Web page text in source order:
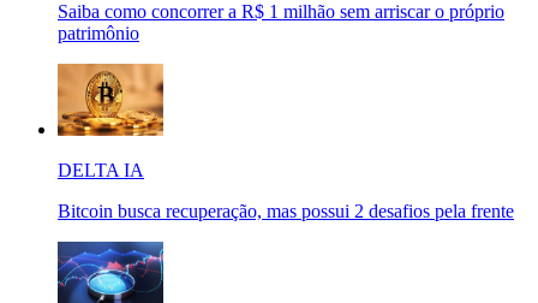
Saiba como concorrer a R$ 1 milhão sem arriscar o próprio
patrimônio
DELTA IA
Bitcoin busca recuperação, mas possui 2 desafios pela frente